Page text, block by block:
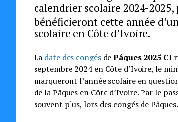
calendrier scolaire 2024-
bénéficieront cette année
scolaire en Côte d’Ivoire.
La date des congésdePâques 2025 CI
septembre 2024 en Côte d’Ivoire, le
marqueront l’année scolaire en
de la Pâques en Côte d’Ivoire. Par le
souvent plus, lors des congés de Pâques.